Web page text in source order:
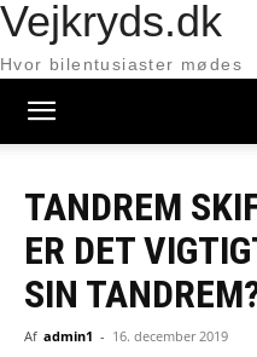
Vejkryds.dk
Hvor bilentusiaster mødes
TANDREM
ER DET
SIN
Af admin1 - 16. december 2019